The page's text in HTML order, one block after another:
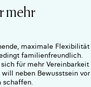
mehr
maximale Flexibilität
familienfreundlich.
für mehr Vereinbarkeit
neben Bewusstsein vor
schaffen.